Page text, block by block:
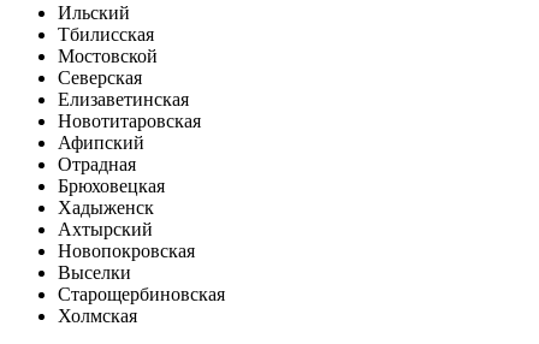
Ильский
Тбилисская
Мостовской
Северская
Елизаветинская
Новотитаровская
Афипский
Отрадная
Брюховецкая
Хадыженск
Ахтырский
Новопокровская
Выселки
Старощербиновская
Холмская